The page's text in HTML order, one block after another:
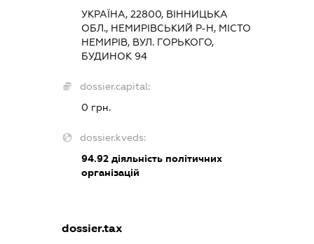
УКРАЇНА, 22800, ВІННИЦЬКА
ОБЛ., НЕМИРІВСЬКИЙ Р-Н, МІСТО
НЕМИРІВ, ВУЛ. ГОРЬКОГО,
БУДИНОК 94
dossier.capital:
0 грн.
dossier.kveds:
94.92 діяльність політичних
організацій
dossier.tax